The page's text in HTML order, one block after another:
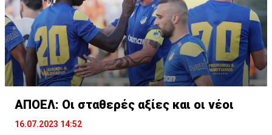
ΑΠΟΕΛ: Οι σταθερές αξίες και οι νέοι
16.07.2023 14:52